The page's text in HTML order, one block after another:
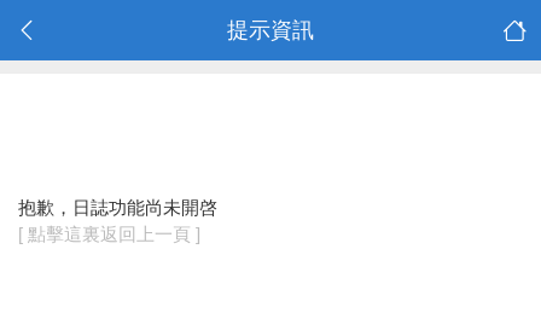
提示資訊
抱歉，日誌功能尚未開啓
[ 點擊這裏返回上一頁 ]